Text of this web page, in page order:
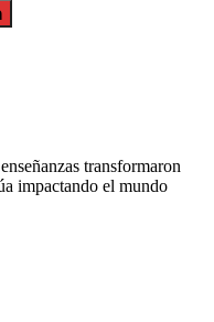
transformaron
impactando el mundo